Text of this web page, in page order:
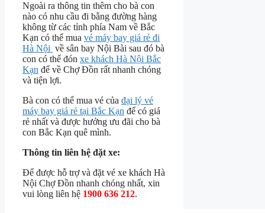
Ngoài ra thông tin thêm cho bà con
nào có nhu cầu đi bằng đường hàng
không từ các tỉnh phía Nam về Bắc
Kạn có thể mua vé máy bay giá rẻ đi
Hà Nội về sân bay Nội Bài sau đó bà
con có thể đón xe khách Hà Nội Bắc
Kạn để về Chợ Đồn rất nhanh chóng
và tiện lợi.
Bà con có thể mua vé của đại lý vé
máy bay giá rẻ tại Bắc Kạn để có giá
rẻ nhất và được hưởng ưu đãi cho bà
con Bắc Kạn quê mình.
Thông tin liên hệ đặt xe:
Để được hỗ trợ và đặt vé xe khách Hà
Nội Chợ Đồn nhanh chóng nhất, xin
vui lòng liên hệ 1900 636 212.